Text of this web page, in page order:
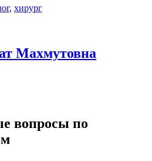
, хирург
Махмутовна
вопросы по